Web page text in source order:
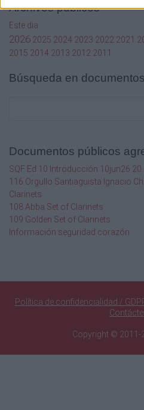
Archivos públicos
Este dia
2026 2025 2024 2023 2022 2021
2015 2014 2013 2012 2011
Búsqueda en
Documentos públicos
SQF Ed 10 Introducción 10jun26
116 Orgullo Santiaguista Ignacio
Clarinets
108 Abba Set of Clarinets
109 Golden Set of Clarinets
Información seguridad corazón
Política de confidencialidad /
Copyright © 2011-